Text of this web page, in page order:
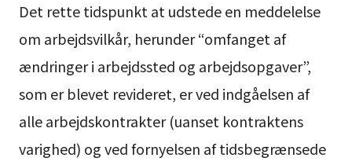
Det rette tidspunkt at udstede en meddelelse
om arbejdsvilkår, herunder “omfanget af
ændringer i arbejdssted og arbejdsopgaver”,
som er blevet revideret, er ved indgåelsen af
alle arbejdskontrakter (uanset kontraktens
varighed) og ved fornyelsen af tidsbegrænsede